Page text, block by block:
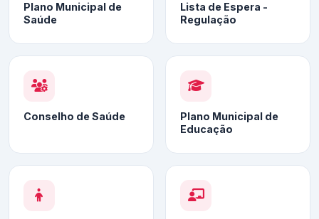
Plano Municipal de
Saúde
Lista de Espera -
Regulação
Conselho de Saúde
Plano Municipal de
Educação